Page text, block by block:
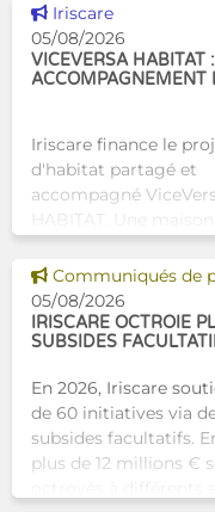
Voir cette news
Iriscare
05/08/2026
VICEVERSA HABITAT
ACCOMPAGNEMENT
Iriscare finance le
d'habitat partagé et
accompagné
HABITAT. Une maison
alternative innovante
humaine aux
d’hébergement
Voir cette news
Communiqués de
05/08/2026
IRISCARE OCTROIE
SUBSIDES
En 2026, Iriscare
de 60 initiatives via
subsides facultatifs.
plus de 12 millions €